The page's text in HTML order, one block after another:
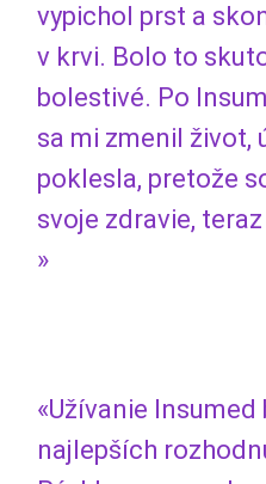
vypichol prst a
v krvi. Bolo to
bolestivé. Po
sa mi zmenil život,
poklesla, pretože
svoje zdravie,
»
«Užívanie
najlepších